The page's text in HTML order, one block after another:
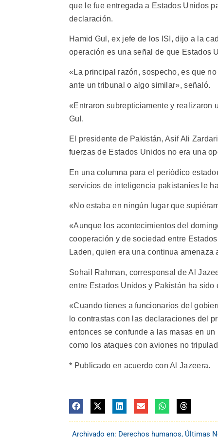
que le fue entregada a Estados Unidos
declaración.
Hamid Gul, ex jefe de los ISI, dijo a la
operación es una señal de que Estados
«La principal razón, sospecho, es que
ante un tribunal o algo similar», señaló.
«Entraron subrepticiamente y realizaron
Gul.
El presidente de Pakistán, Asif Ali
fuerzas de Estados Unidos no era una
En una columna para el periódico
servicios de inteligencia pakistaníes le
«No estaba en ningún lugar que
«Aunque los acontecimientos del
cooperación y de sociedad entre
Laden, quien era una continua
Sohail Rahman, corresponsal de Al
entre Estados Unidos y Pakistán ha sido
«Cuando tienes a funcionarios del
lo contrastas con las declaraciones del
entonces se confunde a las masas en
como los ataques con aviones no
* Publicado en acuerdo con Al Jazeera.
Archivado en: Derechos humanos, Últimas